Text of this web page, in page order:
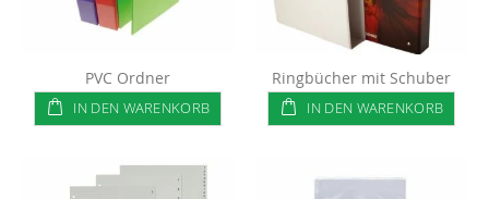
PVC Ordner
IN DEN WARENKORB
Ringbücher mit Schuber
IN DEN WARENKORB